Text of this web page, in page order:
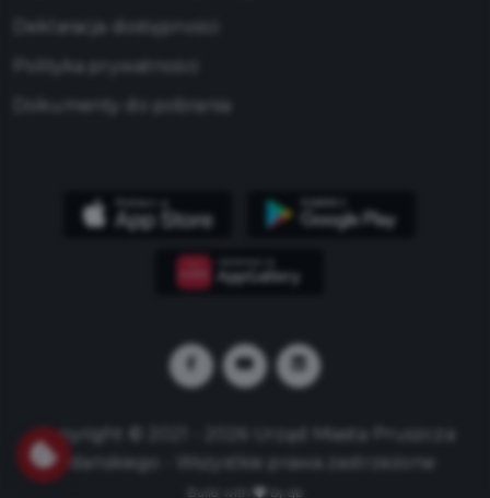
Deklaracja dostępności
Polityka prywatności
Dokumenty do pobrania
Copyright © 2021 - 2026 Urząd Miasta Pruszcza
Gdańskiego - Wszystkie prawa zastrzeżone
Build with by qb